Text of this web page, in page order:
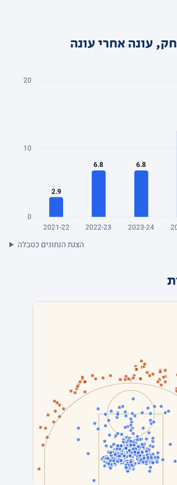
עונה אחרי עונה
0
10
20
2.9
2021-22
6.8
2022-23
6.8
2023-24
הצגת הנתונים כטבלה